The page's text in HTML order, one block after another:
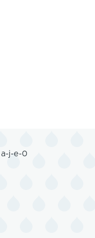
a-j-e-0